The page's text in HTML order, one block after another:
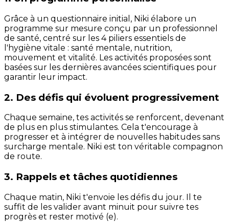
Grâce à un questionnaire initial, Niki élabore un
programme sur mesure conçu par un professionnel
de santé, centré sur les 4 piliers essentiels de
l'hygiène vitale : santé mentale, nutrition,
mouvement et vitalité. Les activités proposées sont
basées sur les dernières avancées scientifiques pour
garantir leur impact.
2. Des défis qui évoluent progressivement
Chaque semaine, tes activités se renforcent, devenant
de plus en plus stimulantes. Cela t'encourage à
progresser et à intégrer de nouvelles habitudes sans
surcharge mentale. Niki est ton véritable compagnon
de route.
3. Rappels et tâches quotidiennes
Chaque matin, Niki t'envoie les défis du jour. Il te
suffit de les valider avant minuit pour suivre tes
progrès et rester motivé (e).